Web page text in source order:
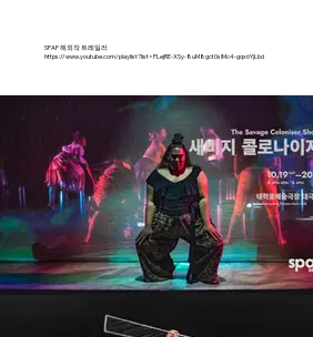
SPAF 해외작 트레일러
https://www.youtube.com/playlist?list=PLejRE-XSy-8uM8gct0sIMc4-gqx6YjLbd